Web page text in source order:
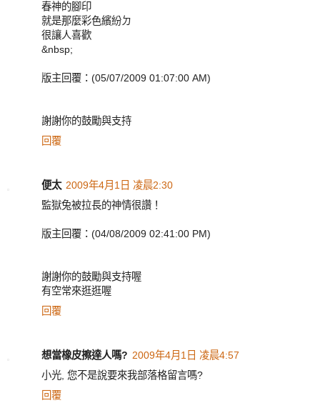
春神的腳印
就是那麼彩色繽紛ㄉ
很讓人喜歡
&nbsp;
版主回覆：(05/07/2009 01:07:00 AM)
謝謝你的鼓勵與支持
回覆
便太 2009年4月1日 凌晨2:30
監獄兔被拉長的神情很讚！
版主回覆：(04/08/2009 02:41:00 PM)
謝謝你的鼓勵與支持喔
有空常來逛逛喔
回覆
想當橡皮擦達人嗎? 2009年4月1日 凌晨4:57
小光, 您不是說要來我部落格留言嗎?
回覆